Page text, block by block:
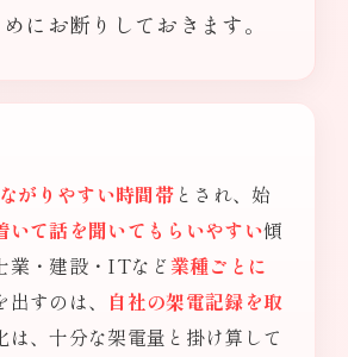
にお断りしておきます。
がりやすい時間帯とされ、始
いて話を聞いてもらいやすい傾
業・建設・ITなど 業種ごとに
すのは、 自社の架電記録を取
は、十分な架電量と掛け算して